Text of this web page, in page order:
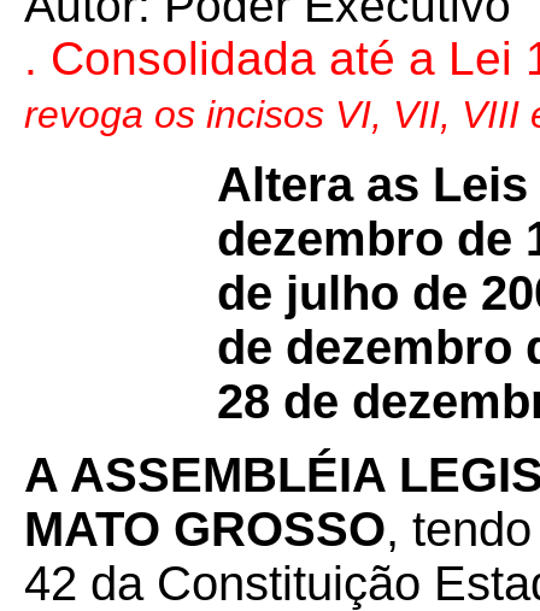
. Consolidada até a Lei
revoga os incisos VI, VII, VIII
Altera as Leis
dezembro de
de julho de
de dezembro
28 de
A ASSEMBLÉIA
MATO GROSSO,
42 da Constituição